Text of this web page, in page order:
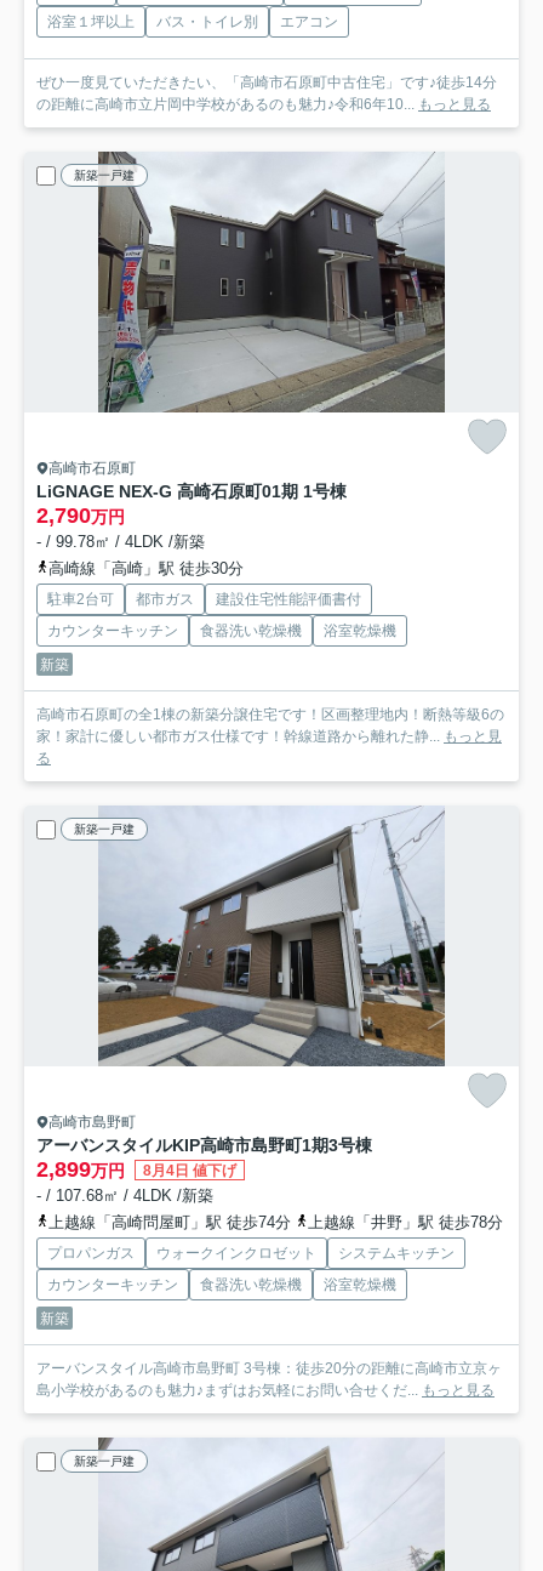
浴室１坪以上
バス・トイレ別 エアコン
ぜひ一度見ていただきたい、「高崎市石原町中古住宅」です♪徒歩14分
の距離に高崎市立片岡中学校があるのも魅力♪令和6年10...
もっと見る
新築一戸建
高崎市石原町
LiGNAGE NEX-G 高崎石原町01期 1号棟
2,790万円
- / 99.78㎡ / 4LDK /新築
高崎線「高崎」駅 徒歩30分
駐車2台可 都市ガス
建設住宅性能評価書付
カウンターキッチン
食器洗い乾燥機
浴室乾燥機
新築
高崎市石原町の全1棟の新築分譲住宅です！区画整理地内！断熱等級6の
家！家計に優しい都市ガス仕様です！幹線道路から離れた静...
もっと見
る
新築一戸建
高崎市島野町
アーバンスタイルKIP高崎市島野町1期3号棟
2,899万円 8月4日 値下げ
- / 107.68㎡ / 4LDK /新築
上越線「高崎問屋町」駅 徒歩74分
上越線「井野」駅 徒歩78分
プロパンガス ウォークインクロゼット
システムキッチン
カウンターキッチン
食器洗い乾燥機
浴室乾燥機
新築
アーバンスタイル高崎市島野町 3号棟：徒歩20分の距離に高崎市立京ヶ
島小学校があるのも魅力♪まずはお気軽にお問い合せくだ...
もっと見る
新築一戸建